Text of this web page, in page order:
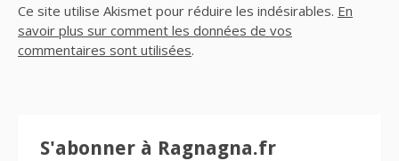
Ce site utilise Akismet pour réduire les indésirables. En
savoir plus sur comment les données de vos
commentaires sont utilisées.
S'abonner à Ragnagna.fr